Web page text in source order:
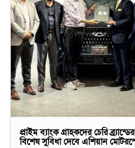
প্রাইম ব্যাংক গ্রাহকদের চেরি
বিশেষ সুবিধা দেবে এশিয়ান